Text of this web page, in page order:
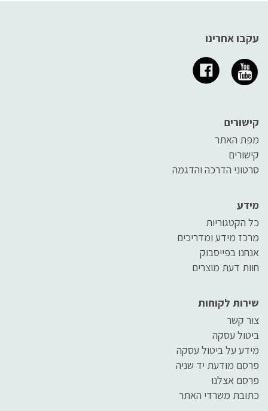
עקבו אחרינו
קישורים
מפת האתר
קישורים
סרטוני הדרכה והדגמה
מידע
כל הקטגוריות
מרכז מידע ומדריכים
אנחנו בפייסבוק
חוות דעת מוצרים
שירות לקוחות
צור קשר
ביטול עסקה
מידע על ביטול עסקה
פרסם מודעת יד שניה
פרסם אצלנו
כתובת משרדי האתר